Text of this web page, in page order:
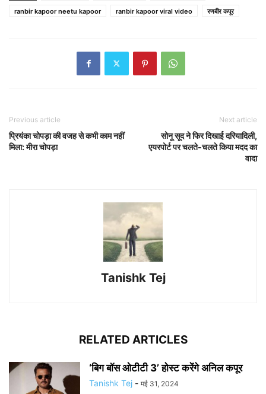
ranbir kapoor neetu kapoor
ranbir kapoor viral video रणबीर कपूर
Previous article
प्रियंका चोपड़ा की वजह से कभी काम नहीं
मिला: मीरा चोपड़ा
Next article
सोनू सूद ने फिर दिखाई दरियादिली,
एयरपोर्ट पर चलते-चलते किया मदद का
वादा
Tanishk Tej
RELATED ARTICLES
‘बिग बॉस ओटीटी 3’ होस्ट करेंगे अनिल कपूर
Tanishk Tej - मई 31, 2024